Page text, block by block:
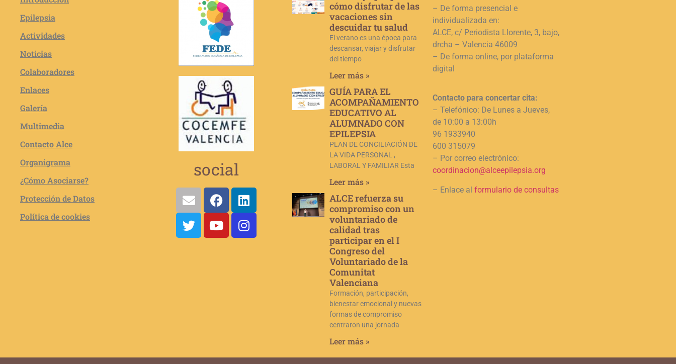
Epilepsia
Actividades
Noticias
Colaboradores
Enlaces
Galería
Multimedia
Contacto Alce
Organigrama
¿Cómo Asociarse?
Protección de Datos
Política de cookies
social
cómo disfrutar de las
vacaciones sin
descuidar tu salud
El verano es una época para
descansar, viajar y disfrutar
del tiempo
Leer más »
GUÍA PARA EL
ACOMPAÑAMIENTO
EDUCATIVO AL
ALUMNADO CON
EPILEPSIA
PLAN DE CONCILIACIÓN DE
LA VIDA PERSONAL ,
LABORAL Y FAMILIAR Esta
Leer más »
ALCE refuerza su
compromiso con un
voluntariado de
calidad tras
participar en el I
Congreso del
Voluntariado de la
Comunitat
Valenciana
Formación, participación,
bienestar emocional y nuevas
formas de compromiso
centraron una jornada
Leer más »
– De forma presencial e
individualizada en:
ALCE, c/ Periodista Llorente, 3, bajo,
drcha – Valencia 46009
– De forma online, por plataforma
digital
Contacto para concertar cita:
– Telefónico: De Lunes a Jueves,
de 10:00 a 13:00h
96 1933940
600 315079
– Por correo electrónico:
coordinacion@alceepilepsia.org
– Enlace al formulario de consultas